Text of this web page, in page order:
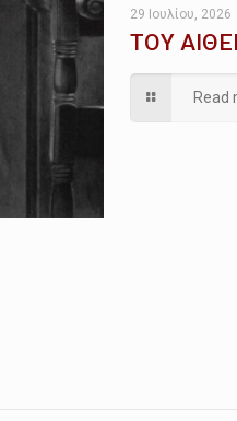
29 Ιουλίου, 2026
ΤΟΥ
Read